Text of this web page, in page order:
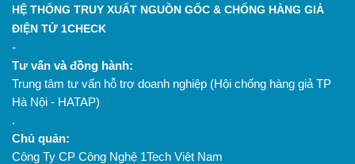
HỆ THỐNG TRUY XUẤT NGUỒN GỐC & CHỐNG HÀNG GIẢ
ĐIỆN TỬ 1CHECK
-
Tư vấn và đồng hành:
Trung tâm tư vấn hỗ trợ doanh nghiệp (Hội chống hàng giả TP
Hà Nội - HATAP)
.
Chủ quản:
Công Ty CP Công Nghệ 1Tech Việt Nam